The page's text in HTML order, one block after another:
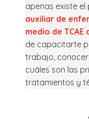
apenas existe el
auxiliar de
medio de TCAE
de capacitarte
trabajo,
cuáles son las
tratamientos y